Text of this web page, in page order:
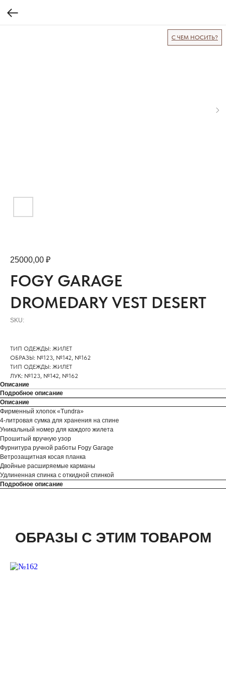
С ЧЕМ НОСИТЬ?
FOGY GARAGE
DROMEDARY VEST DESERT
SKU:
25000,00 ₽
ТИП ОДЕЖДЫ: ЖИЛЕТ
ОБРАЗЫ: №123, №142, №162
ТИП ОДЕЖДЫ: ЖИЛЕТ
ЛУК: №123, №142, №162
Описание
Подробное описание
Описание
Фирменный хлопок «Tundra»
4-литровая сумка для хранения на спине
Уникальный номер для каждого жилета
Прошитый вручную узор
Фурнитура ручной работы Fogy Garage
Ветрозащитная косая планка
Двойные расширяемые карманы
Удлиненная спинка с откидной спинкой
Подробное описание
ОБРАЗЫ С ЭТИМ ТОВАРОМ